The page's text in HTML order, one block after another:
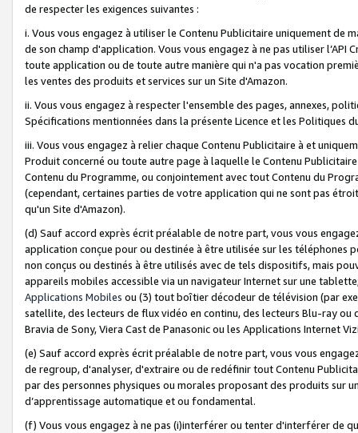
de respecter les exigences suivantes :
i. Vous vous engagez à utiliser le Contenu Publicitaire uniquement de
de son champ d'application. Vous vous engagez à ne pas utiliser l’API
toute application ou de toute autre manière qui n'a pas vocation
les ventes des produits et services sur un Site d'Amazon.
ii. Vous vous engagez à respecter l'ensemble des pages, annexes,
Spécifications mentionnées dans la présente Licence et les Politiques
iii. Vous vous engagez à relier chaque Contenu Publicitaire à et
Produit concerné ou toute autre page à laquelle le Contenu
Contenu du Programme, ou conjointement avec tout Contenu du
(cependant, certaines parties de votre application qui ne sont pas
qu'un Site d'Amazon).
(d) Sauf accord exprès écrit préalable de notre part, vous vous
application conçue pour ou destinée à être utilisée sur les téléphones
non conçus ou destinés à être utilisés avec de tels dispositifs, mais
appareils mobiles accessible via un navigateur Internet sur une
Applications Mobiles ou (3) tout boîtier décodeur de télévision (par
satellite, des lecteurs de flux vidéo en continu, des lecteurs Blu-ray
Bravia de Sony, Viera Cast de Panasonic ou les Applications Internet
(e) Sauf accord exprès écrit préalable de notre part, vous vous
de regroup, d'analyser, d'extraire ou de redéfinir tout Contenu
par des personnes physiques ou morales proposant des produits sur
d’apprentissage automatique et ou fondamental.
(f) Vous vous engagez à ne pas (i)interférer ou tenter d'interférer de